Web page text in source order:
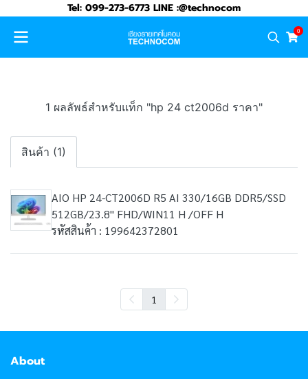
Tel: 099-273-6773 LINE :@technocom
0
1 ผลลัพธ์สำหรับแท็ก "hp 24 ct2006d ราคา"
สินค้า (1)
AIO HP 24-CT2006D R5 AI 330/16GB DDR5/SSD
512GB/23.8" FHD/WIN11 H /OFF H
รหัสสินค้า : 199642372801
1
About